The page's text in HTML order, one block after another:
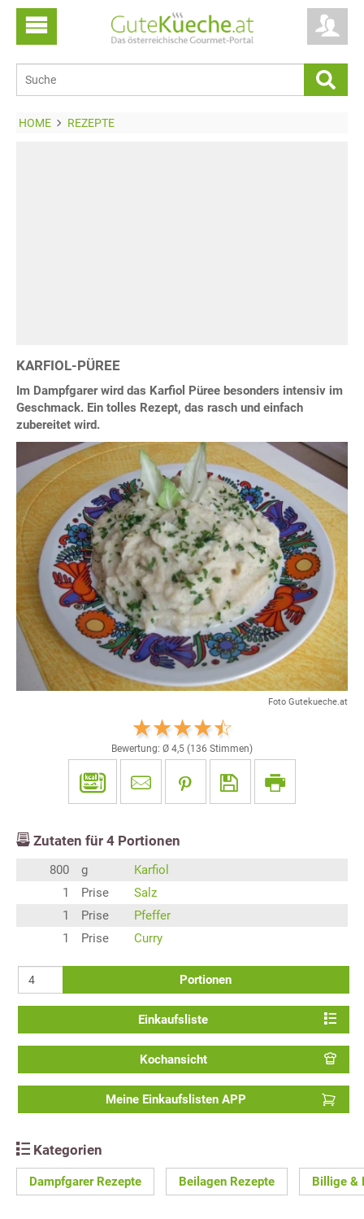
HOME REZEPTE
KARFIOL-PÜREE
Im Dampfgarer wird das Karfiol Püree besonders intensiv im
Geschmack. Ein tolles Rezept, das rasch und einfach
zubereitet wird.
Foto Gutekueche.at
Bewertung: Ø 4,5 (136 Stimmen)
Zutaten für 4 Portionen
800 g
Karfiol
1
Prise
Salz
1
Prise
Pfeffer
1
Prise Curry
Portionen
Einkaufsliste
Kochansicht
Meine Einkaufslisten APP
Kategorien
Dampfgarer Rezepte Beilagen Rezepte Billige &